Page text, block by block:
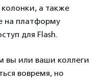
а также
на платформу
для Flash.
вы или ваши коллеги
вовремя, но